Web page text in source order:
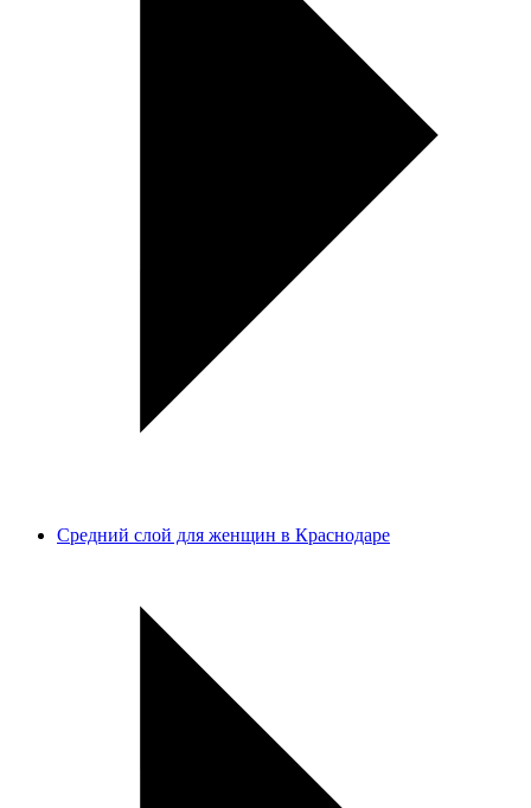
Средний слой для женщин в Краснодаре